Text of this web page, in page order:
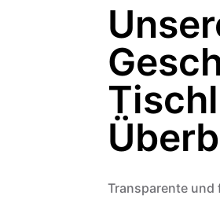
Transparente und